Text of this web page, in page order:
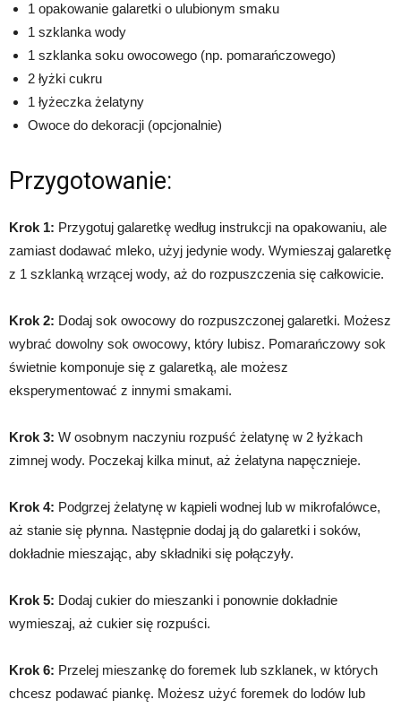
1 opakowanie galaretki o ulubionym smaku
1 szklanka wody
1 szklanka soku owocowego (np. pomarańczowego)
2 łyżki cukru
1 łyżeczka żelatyny
Owoce do dekoracji (opcjonalnie)
Przygotowanie:
Krok 1: Przygotuj galaretkę według instrukcji na opakowaniu, ale
zamiast dodawać mleko, użyj jedynie wody. Wymieszaj galaretkę
z 1 szklanką wrzącej wody, aż do rozpuszczenia się całkowicie.
Krok 2: Dodaj sok owocowy do rozpuszczonej galaretki. Możesz
wybrać dowolny sok owocowy, który lubisz. Pomarańczowy sok
świetnie komponuje się z galaretką, ale możesz
eksperymentować z innymi smakami.
Krok 3: W osobnym naczyniu rozpuść żelatynę w 2 łyżkach
zimnej wody. Poczekaj kilka minut, aż żelatyna napęcznieje.
Krok 4: Podgrzej żelatynę w kąpieli wodnej lub w mikrofalówce,
aż stanie się płynna. Następnie dodaj ją do galaretki i soków,
dokładnie mieszając, aby składniki się połączyły.
Krok 5: Dodaj cukier do mieszanki i ponownie dokładnie
wymieszaj, aż cukier się rozpuści.
Krok 6: Przelej mieszankę do foremek lub szklanek, w których
chcesz podawać piankę. Możesz użyć foremek do lodów lub